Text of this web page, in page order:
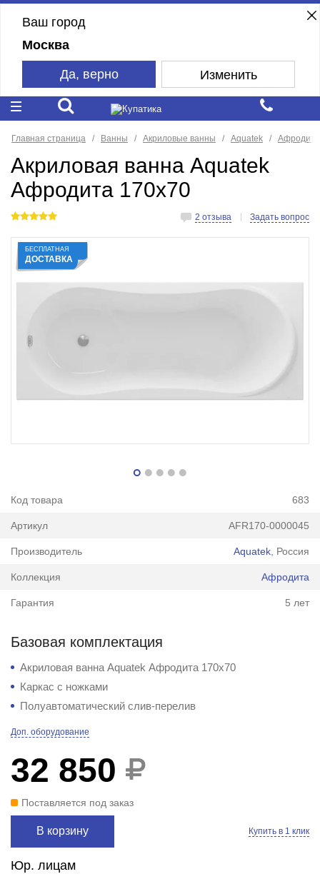
Ваш город
Москва
Да, верно Изменить
Главная страница Ванны Акриловые ванны Aquatek Афродита
Акриловая ванна Aquatek
Афродита 170x70
2 отзыва Задать вопрос
БЕСПЛАТНАЯ
ДОСТАВКА
Код товара 683
Артикул AFR170-0000045
Производитель Aquatek , Россия
Коллекция Афродита
Гарантия 5 лет
Базовая комплектация
Акриловая ванна Aquatek Афродита 170x70
Каркас с ножками
Полуавтоматический слив-перелив
Доп. оборудование
32 850
Поставляется под заказ
В корзину Купить в 1 клик
Юр. лицам